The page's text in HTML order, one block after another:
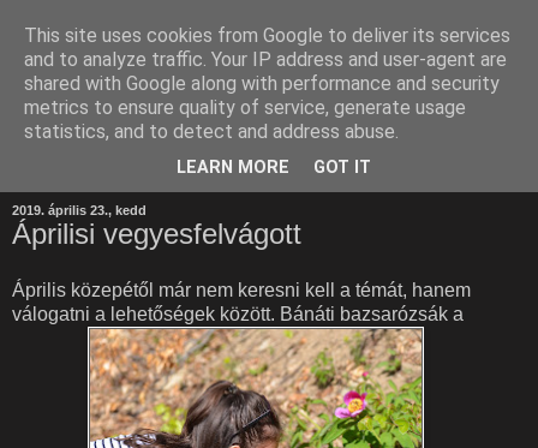
2019. április 23., kedd
Áprilisi vegyesfelvágott
Április közepétől már nem keresni kell a témát, hanem
válogatni a lehetőségek között. Bánáti bazsarózsák a
This site uses cookies from Google to deliver its services
and to analyze traffic. Your IP address and user-agent are
shared with Google along with performance and security
metrics to ensure quality of service, generate usage
statistics, and to detect and address abuse.
LEARN MORE GOT IT